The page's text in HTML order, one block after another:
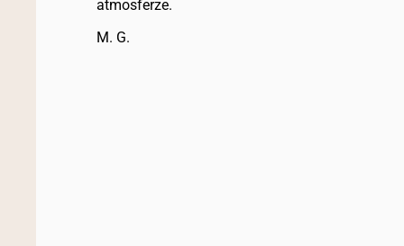
atmosferze.
M. G.